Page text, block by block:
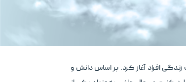
افراد آغاز کرد. بر اساس دانش و